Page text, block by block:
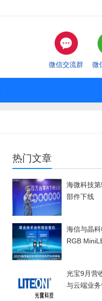
微信交流群 微
热门文章
海微科技
部件下线
海信与晶
RGB
光宝9月营
与云端业